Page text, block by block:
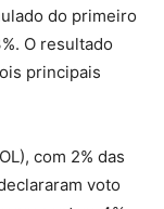
do primeiro
O resultado
principais
com 2% das
voto